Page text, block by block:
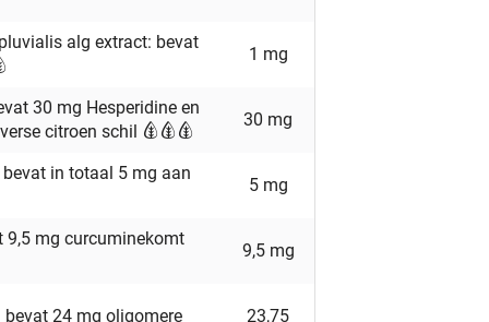
alg extract: bevat
1 mg
30 mg Hesperidine en
citroen schil
30 mg
in totaal 5 mg aan
5 mg
9,5 mg curcuminekomt
9,5 mg
24 mg oligomere 23,75